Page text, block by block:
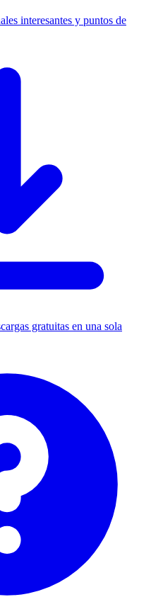
interesantes y puntos de
gratuitas en una sola